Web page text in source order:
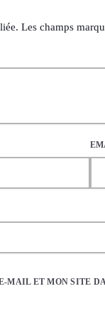
Les champs
MAIL ET MON SITE